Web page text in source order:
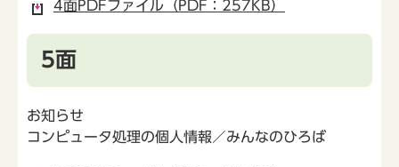
4面PDFファイル（PDF：257KB）
5面
お知らせ
コンピュータ処理の個人情報／みんなのひろば